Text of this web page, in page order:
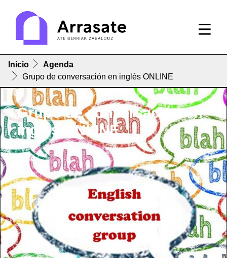
Inicio
Agenda
Grupo de conversación en inglés ONLINE
Grupo de conversación en
inglés ONLINE